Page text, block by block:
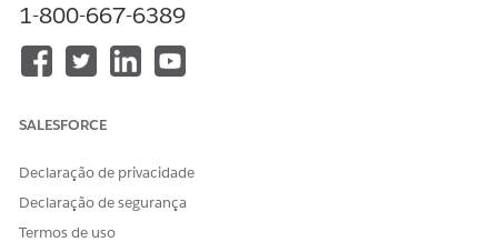
produtos sob a mesma política, você ainda deverá usar o
serviço de criação de política multifator. Da mesma forma,
se uma apólice for deixada com apenas um produto
filho.
Em uma política de várias raízes, você pode realizar uma
possível aprovar uma política filha.
1-800-667-6389
SALESFORCE
Declaração de privacidade
Declaração de segurança
Termos de uso